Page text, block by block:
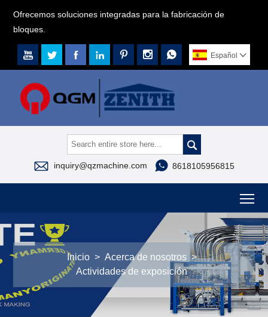
Ofrecemos soluciones integradas para la fabricación de
bloques.
       Español 

 inquiry@qzmachine.com  8618105956815
Inicio > Acerca de nosotros >
Actividades de exposición